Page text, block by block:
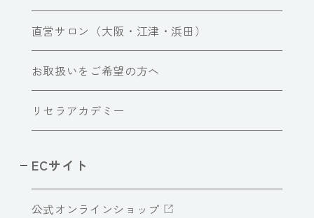
直営サロン（大阪・江津・浜田）
お取扱いをご希望の方へ
リセラアカデミー
ECサイト
公式オンラインショップ